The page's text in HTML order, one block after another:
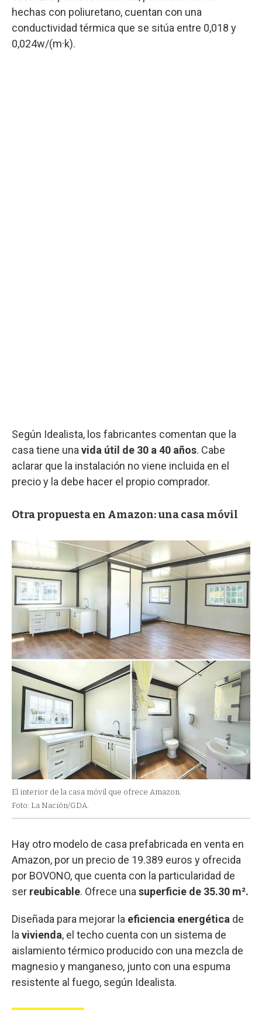
hechas con poliuretano, cuentan con una
conductividad térmica que se sitúa entre 0,018 y
0,024w/(m·k).
Según Idealista, los fabricantes comentan que la
casa tiene una vida útil de 30 a 40 años. Cabe
aclarar que la instalación no viene incluida en el
precio y la debe hacer el propio comprador.
Otra propuesta en Amazon: una casa móvil
El interior de la casa móvil que ofrece Amazon.
Foto: La Nación/GDA.
Hay otro modelo de casa prefabricada en venta en
Amazon, por un precio de 19.389 euros y ofrecida
por BOVONO, que cuenta con la particularidad de
ser reubicable. Ofrece una superficie de 35.30 m².
Diseñada para mejorar la eficiencia energética de
la vivienda, el techo cuenta con un sistema de
aislamiento térmico producido con una mezcla de
magnesio y manganeso, junto con una espuma
resistente al fuego, según Idealista.